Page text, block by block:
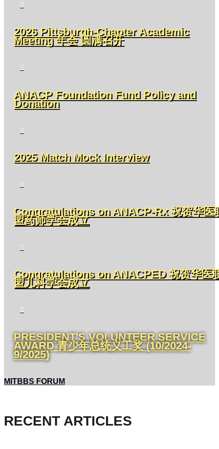

2026 Pittsburgh-Chapter Academic
Meeting 年会 圆满召开

ANACP Foundation Fund Policy and
Donation

2025 Match Mock Interview

Congratulations on ANACP-Rx 祝贺华医
盟药师学会成立

Congratulations on ANACPED 祝贺华医
盟儿科学会成立

PRESIDENT'S VOLUNTEER SERVICE
AWARD 青少年总统义工奖 (10/2024-
9/2025)
MITBBS FORUM
RECENT ARTICLES